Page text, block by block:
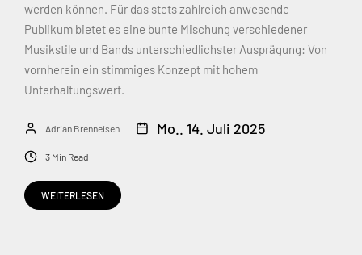
werden können. Für das stets zahlreich anwesende
Publikum bietet es eine bunte Mischung verschiedener
Musikstile und Bands unterschiedlichster Ausprägung: Von
vornherein ein stimmiges Konzept mit hohem
Unterhaltungswert.
Adrian Brenneisen Mo.. 14. Juli 2025
3 Min Read
WEITERLESEN